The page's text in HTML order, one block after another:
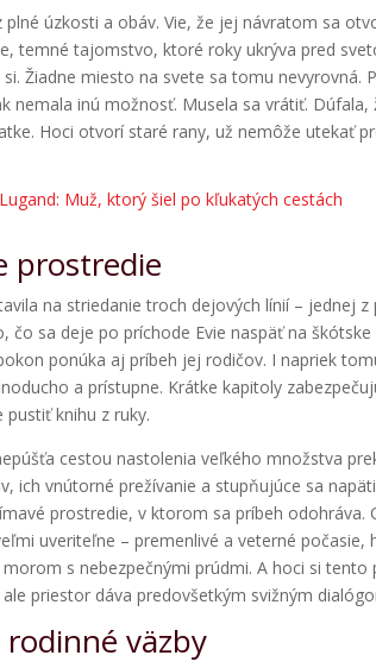
plné úzkosti a obáv. Vie, že jej návratom sa
temné tajomstvo, ktoré roky ukrýva pred
Žiadne miesto na svete sa tomu
nemala inú možnosť. Musela sa vrátiť.
Hoci otvorí staré rany, už nemôže utekať
Muž, ktorý šiel po kľukatých cestách
prostredie
na striedanie troch dejových línií – jednej
čo sa deje po príchode Evie naspäť na
ponúka aj príbeh jej rodičov. I napriek
a prístupne. Krátke kapitoly
knihu z ruky.
cestou nastolenia veľkého množstva
ich vnútorné prežívanie a stupňujúce sa
prostredie, v ktorom sa príbeh
uveriteľne – premenlivé a veterné
s nebezpečnými prúdmi. A hoci si
priestor dáva predovšetkým svižným
väzby